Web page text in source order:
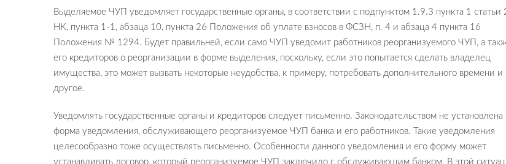
Выделяемое ЧУП уведомляет государственные органы, в соответствии с подпунктом 1.9.3 пункта 1 статьи
НК, пункта 1-1, абзаца 10, пункта 26 Положения об уплате взносов в ФСЗН, п. 4 и абзаца 4 пункта 16
Положения № 1294. Будет правильней, если само ЧУП уведомит работников реорганизуемого ЧУП, а
его кредиторов о реорганизации в форме выделения, поскольку, если это попытается сделать владелец
имущества, это может вызвать некоторые неудобства, к примеру, потребовать дополнительного времени и
другое.
Уведомлять государственные органы и кредиторов следует письменно. Законодательством не установлена
форма уведомления, обслуживающего реорганизуемое ЧУП банка и его работников. Такие уведомления
целесообразно тоже осуществлять письменно. Особенности данного уведомления и его форму может
устанавливать договор, который реорганизуемое ЧУП заключило с обслуживающим банком. В этой